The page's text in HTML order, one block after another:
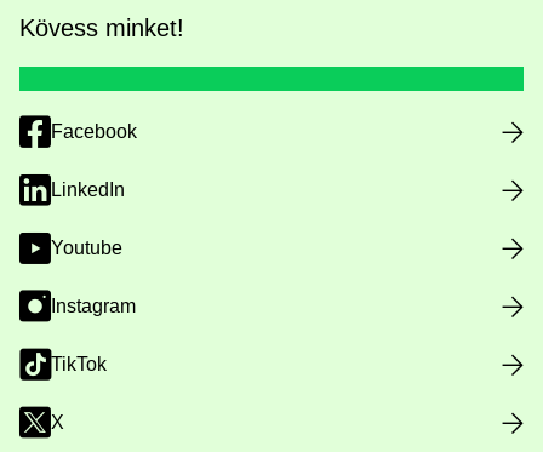
Kövess minket!
Facebook
LinkedIn
Youtube
Instagram
TikTok
X